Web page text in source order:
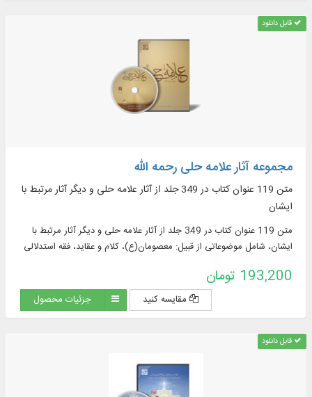
قابل دانلود
مجموعه آثار علامه حلی رحمه الله
متن 119 عنوان كتاب در 349 جلد از آثار علامه حلی و دیگر آثار مرتبط با
ایشان
متن 119 عنوان كتاب در 349 جلد از آثار علامه حلی و دیگر آثار مرتبط با
ایشان، شامل موضوعاتی از قبیل: معصومان(ع)، كلام و عقاید، فقه استدلالی
193,200 تومان
مقایسه کنید جزئیات محصول
قابل دانلود